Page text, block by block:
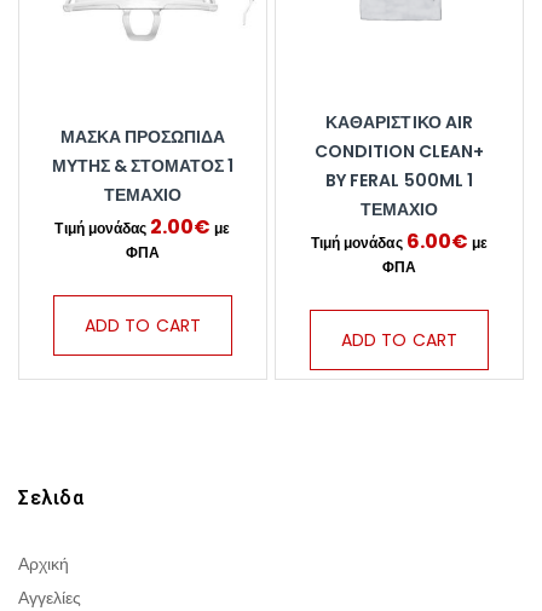
ΜΆΣΚΑ ΠΡΟΣΩΠΊΔΑ
ΜΎΤΗΣ & ΣΤΌΜΑΤΟΣ 1
ΤΕΜΆΧΙΟ
2.00€
ADD TO CART
ΚΑΘΑΡΙΣΤΙΚΌ AIR
CONDITION CLEAN+
BY FERAL 500ML 1
ΤΕΜΆΧΙΟ
6.00€
ADD TO CART
Σελιδα
Αρχική
Αγγελίες